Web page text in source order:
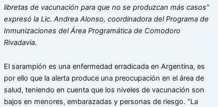
libretas de vacunación para que no se produzcan más casos”
expresó la Lic. Andrea Alonso, coordinadora del Programa de
Inmunizaciones del Área Programática de Comodoro
Rivadavia.
El sarampión es una enfermedad erradicada en Argentina, es
por ello que la alerta produce una preocupación en el área de
salud, teniendo en cuenta que los niveles de vacunación son
bajos en menores, embarazadas y personas de riesgo. “La